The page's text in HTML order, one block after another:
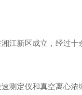
江新区成立，经过
测定仪和真空离心浓